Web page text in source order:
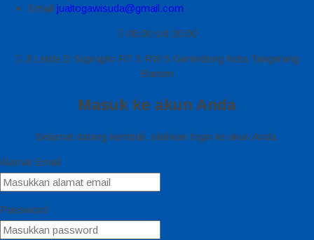
Email jualtogawisuda@gmail.com
08.00 s/d 20.00
Jl Letda D Suprapto RT 3 RW 5 Gerendeng Kota Tangerang
Banten
Masuk ke akun Anda
Selamat datang kembali, silahkan login ke akun Anda.
Alamat Email
Password